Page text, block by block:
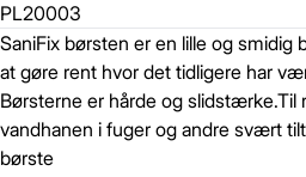
PL20003
SaniFix børsten er en lille og smidig
at gøre rent hvor det tidligere har
Børsterne er hårde og slidstærke.Til
vandhanen i fuger og andre svært
børste
Gem